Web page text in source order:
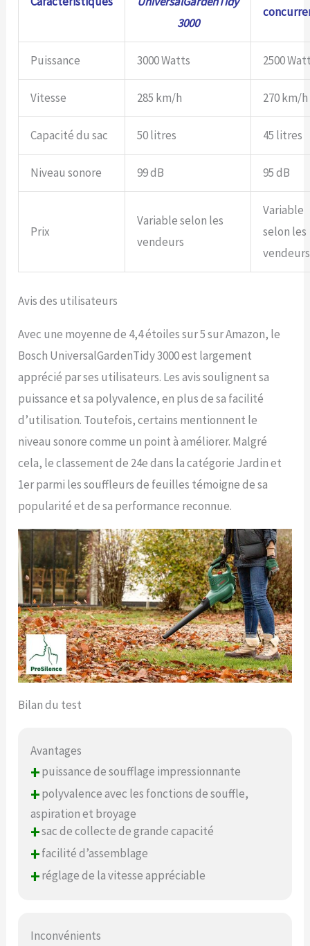
3000
Puissance 3000 Watts 2500
Vitesse 285 km/h 270 km/h
Capacité du sac 50 litres 45 litres
Niveau sonore 99 dB 95 dB
Prix
Variable selon les
vendeurs
Variable
selon les
vendeurs
Avis des utilisateurs
Avec une moyenne de 4,4 étoiles sur 5 sur Amazon, le
Bosch UniversalGardenTidy 3000 est largement
apprécié par ses utilisateurs. Les avis soulignent sa
puissance et sa polyvalence, en plus de sa facilité
d’utilisation. Toutefois, certains mentionnent le
niveau sonore comme un point à améliorer. Malgré
cela, le classement de 24e dans la catégorie Jardin et
1er parmi les souffleurs de feuilles témoigne de sa
popularité et de sa performance reconnue.
Bilan du test
Avantages
+puissance de soufflage impressionnante
+polyvalence avec les fonctions de souffle,
aspiration et broyage
+sac de collecte de grande capacité
+facilité d’assemblage
+réglage de la vitesse appréciable
Inconvénients